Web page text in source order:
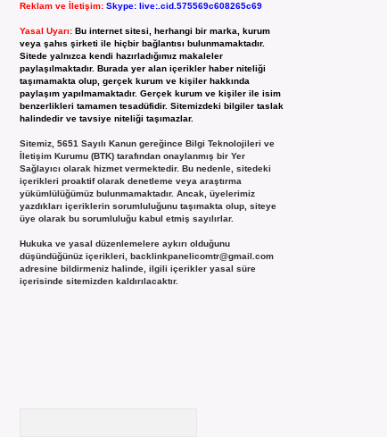
Reklam ve İletişim: Skype: live:.cid.575569c608265c69
Yasal Uyarı: Bu internet sitesi, herhangi bir marka, kurum
veya şahıs şirketi ile hiçbir bağlantısı bulunmamaktadır.
Sitede yalnızca kendi hazırladığımız makaleler
paylaşılmaktadır. Burada yer alan içerikler haber niteliği
taşımamakta olup, gerçek kurum ve kişiler hakkında
paylaşım yapılmamaktadır. Gerçek kurum ve kişiler ile isim
benzerlikleri tamamen tesadüfidir. Sitemizdeki bilgiler taslak
halindedir ve tavsiye niteliği taşımazlar.
Sitemiz, 5651 Sayılı Kanun gereğince Bilgi Teknolojileri ve
İletişim Kurumu (BTK) tarafından onaylanmış bir Yer
Sağlayıcı olarak hizmet vermektedir. Bu nedenle, sitedeki
içerikleri proaktif olarak denetleme veya araştırma
yükümlülüğümüz bulunmamaktadır. Ancak, üyelerimiz
yazdıkları içeriklerin sorumluluğunu taşımakta olup, siteye
üye olarak bu sorumluluğu kabul etmiş sayılırlar.
Hukuka ve yasal düzenlemelere aykırı olduğunu
düşündüğünüz içerikleri, backlinkpanelicomtr@gmail.com
adresine bildirmeniz halinde, ilgili içerikler yasal süre
içerisinde sitemizden kaldırılacaktır.